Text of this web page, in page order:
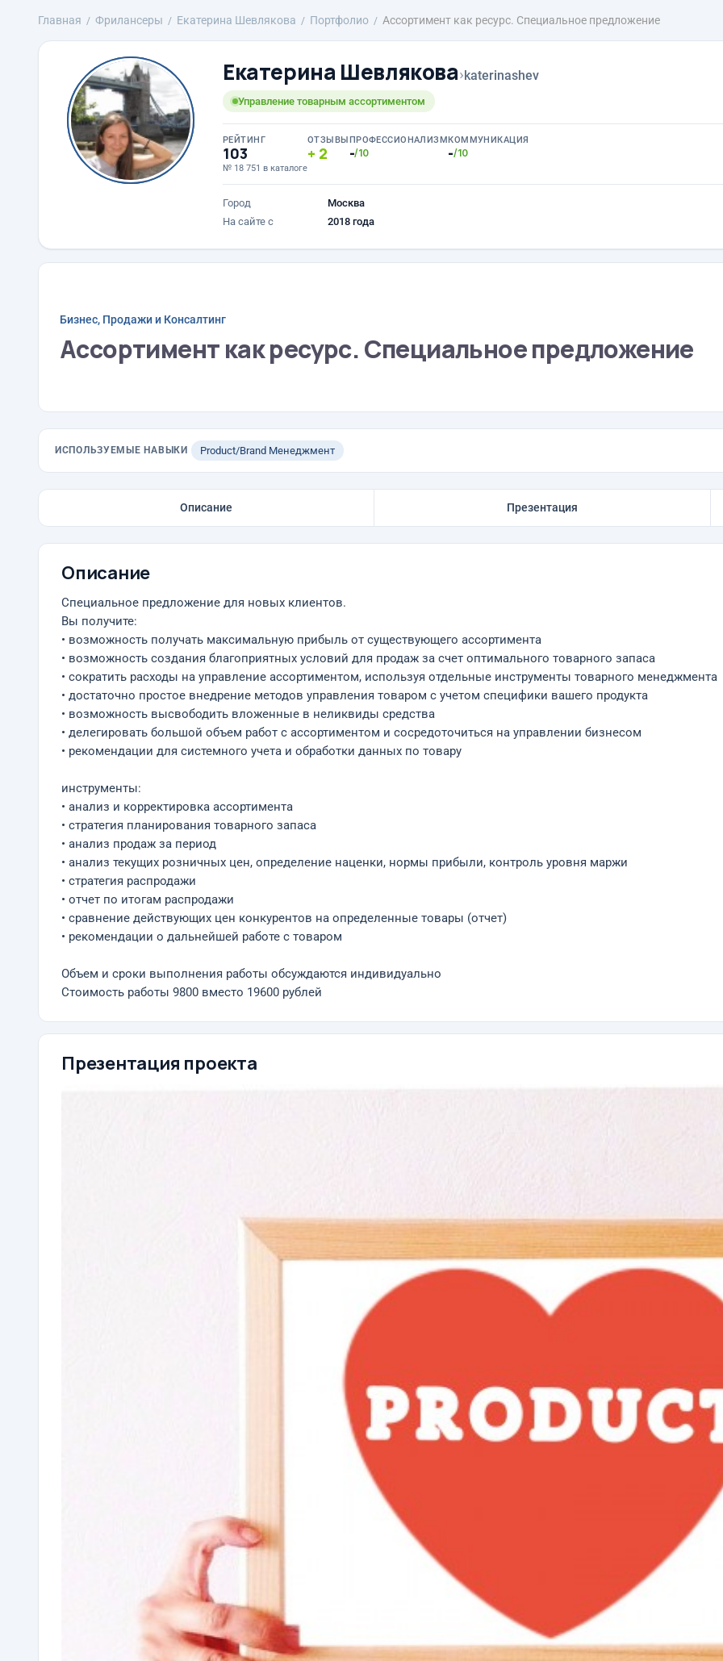
Главная Фрилансеры Екатерина Шевлякова Портфолио Ассортимент как ресурс. Специальное предложение
Екатерина Шевлякова›katerinashev
Управление товарным ассортиментом
РЕЙТИНГ
103
№ 18 751 в каталоге
ОТЗЫВЫ
2
ПРОФЕССИОНАЛИЗМ
-/10
КОММУНИКАЦИЯ
-/10
Город
Москва
На сайте с
2018 года
Бизнес, Продажи и Консалтинг
Ассортимент как ресурс. Специальное предложение
ИСПОЛЬЗУЕМЫЕ НАВЫКИ Product/Brand Менеджмент
Описание Презентация
Описание
Специальное предложение для новых клиентов.
Вы получите:
• возможность получать максимальную прибыль от существующего ассортимента
• возможность создания благоприятных условий для продаж за счет оптимального товарного запаса
• сократить расходы на управление ассортиментом, используя отдельные инструменты товарного менеджмента
• достаточно простое внедрение методов управления товаром с учетом специфики вашего продукта
• возможность высвободить вложенные в неликвиды средства
• делегировать большой объем работ с ассортиментом и сосредоточиться на управлении бизнесом
• рекомендации для системного учета и обработки данных по товару
инструменты:
• анализ и корректировка ассортимента
• стратегия планирования товарного запаса
• анализ продаж за период
• анализ текущих розничных цен, определение наценки, нормы прибыли, контроль уровня маржи
• стратегия распродажи
• отчет по итогам распродажи
• сравнение действующих цен конкурентов на определенные товары (отчет)
• рекомендации о дальнейшей работе с товаром
Объем и сроки выполнения работы обсуждаются индивидуально
Стоимость работы 9800 вместо 19600 рублей
Презентация проекта